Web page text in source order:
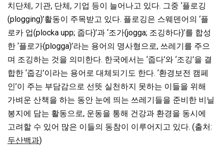
치단체, 기관, 단체, 기업 등이 늘어나고 있다. 그중 ‘플로깅
(plogging)’활동이 주목받고 있다. 플로깅은 스웨덴어의 ‘플
로카 업(plocka upp; 줍다)’과 ‘조가(jogga; 조깅하다)’를 합성
한 ‘플로가(plogga)’라는 용어의 명사형으로, 쓰레기를 주으
며 조깅하는 것을 의미한다. 한국에서는 ‘줍다’와 ‘조깅’을 결
합한 ‘줍깅’이라는 용어로 대체되기도 한다. ‘환경보전 캠페
인’이 주는 부담감으로 선뜻 실천하지 못하는 이들을 위해
가벼운 산책을 하는 동안 눈에 띄는 쓰레기들을 준비한 비닐
봉지에 담는 활동으로, 운동을 통해 건강과 환경을 동시에
고려할 수 있어 많은 이들의 동참이 이루어지고 있다. (출처:
두산백과)